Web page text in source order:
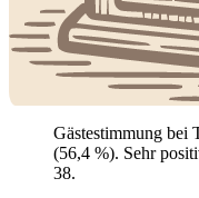
Gästestimmung bei
(56,4 %). Sehr
38.